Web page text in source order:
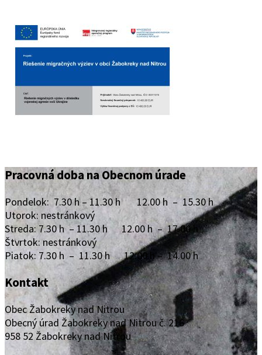
Pracovná doba na Obecnom úrade
Pondelok: 7.30 h – 11.30 h 12.00 h – 15.30 h
Utorok: nestránkový
Streda: 7.30 h – 11.30 h 12.00 h – 17.00 h
Štvrtok: nestránkový
Piatok: 7.30 h – 11.30 h 12.00 h – 14.00 h
Kontakt
Obec Žabokreky nad Nitrou
Obecný úrad Žabokreky nad Nitrou č. 216
958 52 Žabokreky nad Nitrou